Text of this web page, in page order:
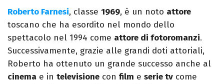
mantovana, laureata in Lettere, Cinema e
Tv. Ha due libri all’attivo e ama la scrittura
alla follia.
Roberto Farnesi, classe 1969, è un noto attore
toscano che ha esordito nel mondo dello
spettacolo nel 1994 come attore di fotoromanzi.
Successivamente, grazie alle grandi doti attoriali,
Roberto ha ottenuto un grande successo anche al
cinema e in televisione con film e serie tv come